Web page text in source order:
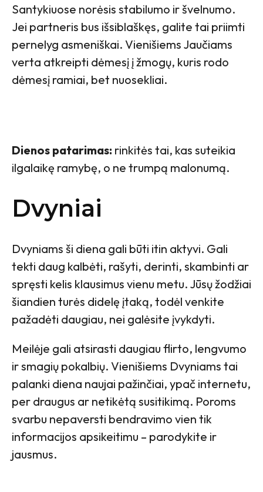
Santykiuose norėsis stabilumo ir švelnumo.
Jei partneris bus išsiblaškęs, galite tai priimti
pernelyg asmeniškai. Vienišiems Jaučiams
verta atkreipti dėmesį į žmogų, kuris rodo
dėmesį ramiai, bet nuosekliai.
Dienos patarimas: rinkitės tai, kas suteikia
ilgalaikę ramybę, o ne trumpą malonumą.
Dvyniai
Dvyniams ši diena gali būti itin aktyvi. Gali
tekti daug kalbėti, rašyti, derinti, skambinti ar
spręsti kelis klausimus vienu metu. Jūsų žodžiai
šiandien turės didelę įtaką, todėl venkite
pažadėti daugiau, nei galėsite įvykdyti.
Meilėje gali atsirasti daugiau flirto, lengvumo
ir smagių pokalbių. Vienišiems Dvyniams tai
palanki diena naujai pažinčiai, ypač internetu,
per draugus ar netikėtą susitikimą. Poroms
svarbu nepaversti bendravimo vien tik
informacijos apsikeitimu – parodykite ir
jausmus.